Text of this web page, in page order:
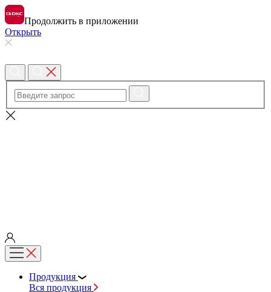
Продолжить в приложении
Открыть
Продукция
Вся продукция